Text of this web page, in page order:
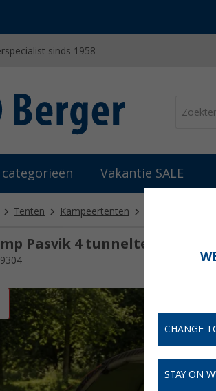
sinds 1958
categorieën Vakantie SALE
Tenten Kampeertenten
Pasvik 4 tunneltent voor 4
CHANGE
STAY ON